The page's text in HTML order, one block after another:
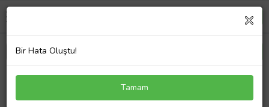
Ferforje Siyah Dik Kaşıklık
277,04 TL
Bir Hata Oluştu!
Tamam